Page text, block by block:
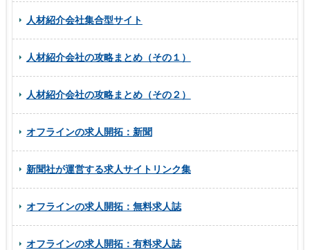
人材紹介会社集合型サイト
人材紹介会社の攻略まとめ（その１）
人材紹介会社の攻略まとめ（その２）
オフラインの求人開拓：新聞
新聞社が運営する求人サイトリンク集
オフラインの求人開拓：無料求人誌
オフラインの求人開拓：有料求人誌